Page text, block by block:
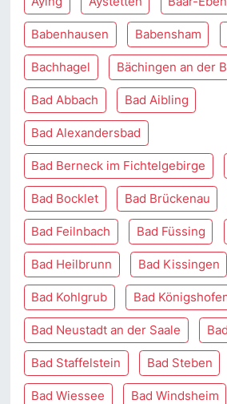
Babenhausen Babensham
Bachhagel Bächingen an der
Bad Abbach Bad Aibling
Bad Alexandersbad
Bad Berneck im Fichtelgebirge
Bad Bocklet Bad Brückenau
Bad Feilnbach Bad Füssing
Bad Heilbrunn Bad Kissingen
Bad Kohlgrub Bad
Bad Neustadt an der Saale
Bad Staffelstein Bad Steben
Bad Wiessee Bad Windsheim